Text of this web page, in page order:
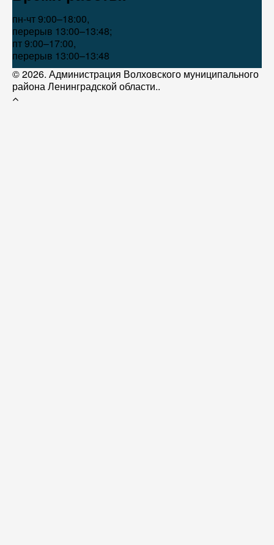
пн-чт 9:00–18:00,
перерыв 13:00–13:48;
пт 9:00–17:00,
перерыв 13:00–13:48
© 2026. Администрация Волховского муниципального
района Ленинградской области..